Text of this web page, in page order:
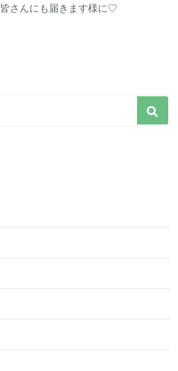
さんにも届きます様に♡